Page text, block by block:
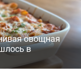
овощная
в